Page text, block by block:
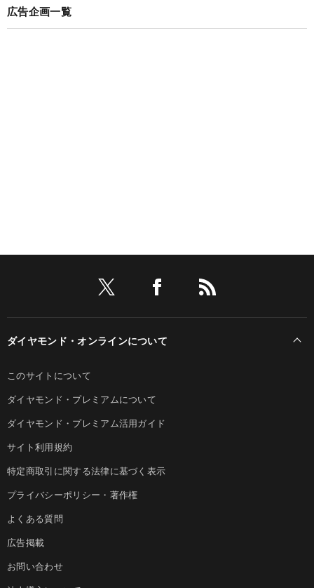
広告企画一覧
ダイヤモンド・オンラインについて
このサイトについて
ダイヤモンド・プレミアムについて
ダイヤモンド・プレミアム活用ガイド
サイト利用規約
特定商取引に関する法律に基づく表示
プライバシーポリシー・著作権
よくある質問
広告掲載
お問い合わせ